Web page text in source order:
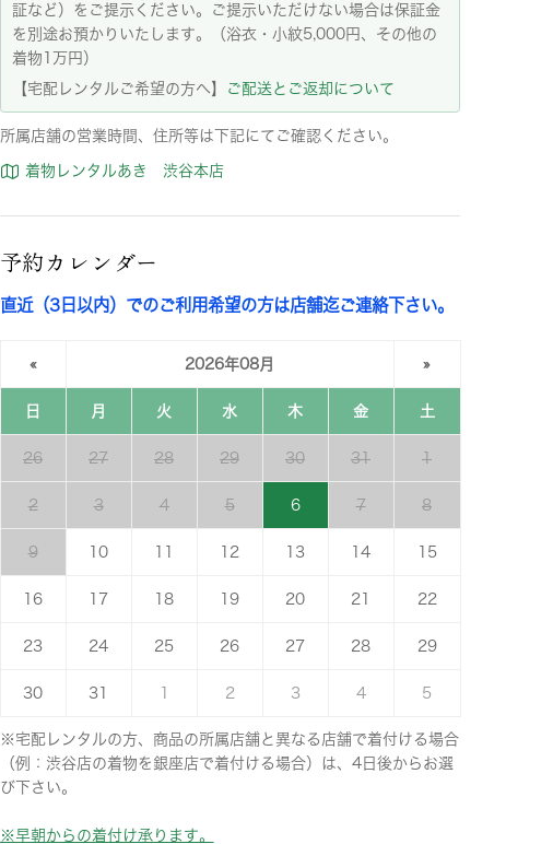
証など）をご提示ください。ご提示いただけない場合は保証金
を別途お預かりいたします。（浴衣・小紋5,000円、その他の
着物1万円）
【宅配レンタルご希望の方へ】
ご配送とご返却について
所属店舗の営業時間、住所等は下記にてご確認ください。
着物レンタルあき 渋谷本店
予約カレンダー
直近（3日以内）でのご利用希望の方は店舗迄ご連絡下さい。
« 2026年08月 »
日 月 火 水 木 金 土
26 27 28 29 30 31 1
2 3 4 5 6 7 8
9 10 12 13 14 15
16 17 18 19 20 21 22
23 24 25 26 27 28 29
30 31 2 3 4 5
※宅配レンタルの方、商品の所属店舗と異なる店舗で着付ける場合
（例：渋谷店の着物を銀座店で着付ける場合）は、4日後からお選
び下さい。
※早朝からの着付け承ります。